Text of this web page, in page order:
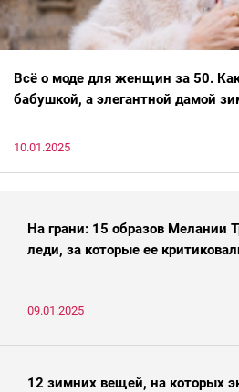
Всё о моде для женщин за 50.
бабушкой, а элегантной дамой
10.01.2025
На грани: 15 образов Мелании
леди, за которые ее
09.01.2025
12 зимних вещей, на которых